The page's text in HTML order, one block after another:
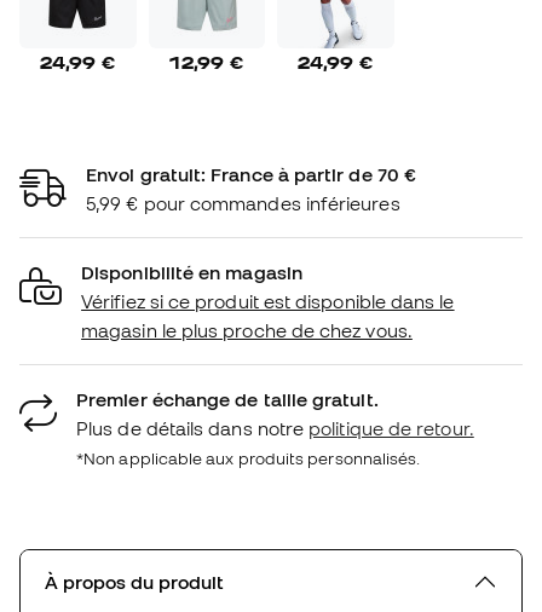
24,99 € 12,99 € 24,99 €
Envoi gratuit: France à partir de 70 €
5,99 € pour commandes inférieures
Disponibilité en magasin
Vérifiez si ce produit est disponible dans le
magasin le plus proche de chez vous.
Premier échange de taille gratuit.
Plus de détails dans notre politique de retour.
*Non applicable aux produits personnalisés.
À propos du produit